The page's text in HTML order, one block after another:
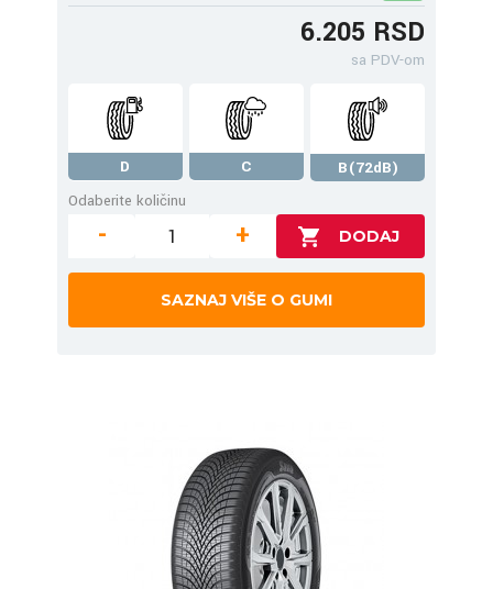
6.205 RSD
sa PDV-om
D C
B(72dB)
Odaberite količinu
- +
SAZNAJ VIŠE O GUMI